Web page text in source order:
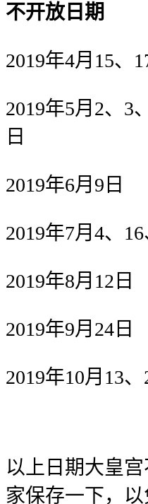
不开放日期
2019年4月15、
2019年5月2、3
日
2019年6月9日
2019年7月4、
2019年8月12日
2019年9月24日
2019年10月13、
以上日期大皇
家保存一下，以